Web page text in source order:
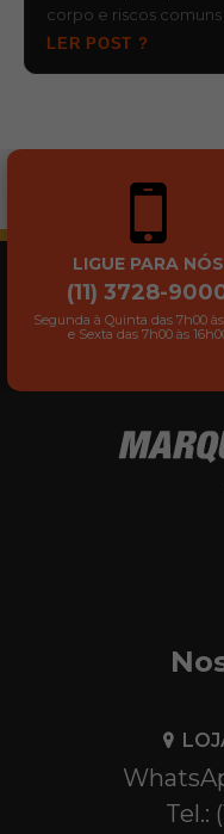
corpo e riscos
LER POST ?
LIGUE PARA NÓS
(11) 3728-
Segunda à Quinta das 7h00
e Sexta das 7h00 às
Tel.: